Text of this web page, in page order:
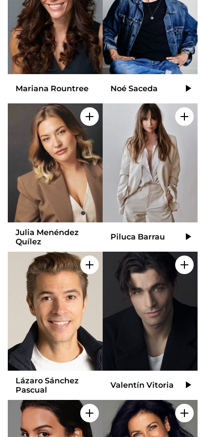
Mariana Rountree Noé Saceda Video
Julia Menéndez
Quílez
Añadir a mi selección
Piluca Barrau Video
Añadir
Lázaro Sánchez
Pascual
Añadir a mi selección
Valentín Vitoria Video
Añadir
Añadir a mi selección Añadir